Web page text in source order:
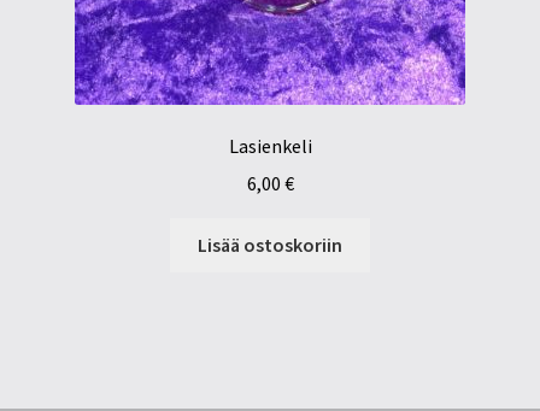
Lasienkeli
6,00 €
Lisää ostoskoriin